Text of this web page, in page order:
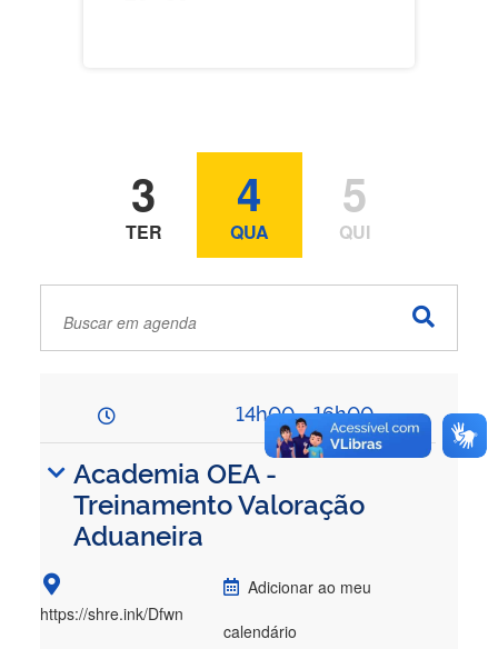
3
TER
4
QUA
5
QUI
14h00 - 16h00
Academia OEA -
Treinamento Valoração
Aduaneira
https://shre.ink/Dfwn
Adicionar ao meu
calendário